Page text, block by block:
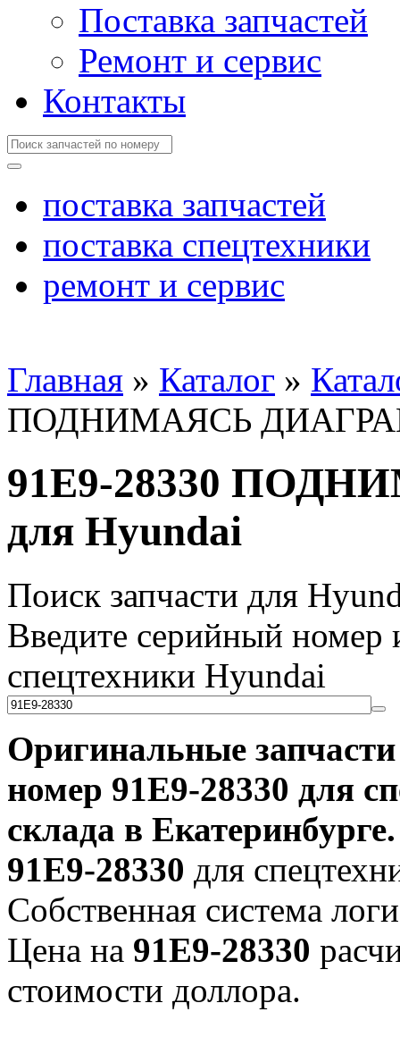
Поставка запчастей
Ремонт и сервис
Контакты
поставка запчастей
поставка спецтехники
ремонт и сервис
Главная » Каталог »
ПОДНИМАЯСЬ
91E9-28330
для Hyundai
Поиск запчасти для
Введите серийный номер
спецтехники Hyundai
Оригинальные
номер 91E9-28330 для
склада в Екатеринбурге.
91E9-28330 для
Собственная система
Цена на 91E9-28330
стоимости доллора.